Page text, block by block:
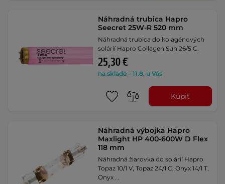
Náhradná trubica Hapro
Seecret 25W-R 520 mm
Náhradná trubica do kolagénových
solárií Hapro Collagen Sun 26/5 C.
25,30 €
na sklade – 11.8. u Vás
Kúpiť
Náhradná výbojka Hapro
Maxlight HP 400-600W D Flex
118 mm
Náhradná žiarovka do solárií Hapro
Topaz 10/1 V, Topaz 24/1 C, Onyx 14/1 T,
Onyx …